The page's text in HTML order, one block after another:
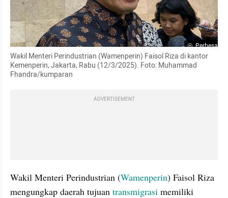
Perbesar
Wakil Menteri Perindustrian (Wamenperin) Faisol Riza di kantor
Kemenperin, Jakarta, Rabu (12/3/2025). Foto: Muhammad
Fhandra/kumparan
ADVERTISEMENT
Wakil Menteri Perindustrian (Wamenperin) Faisol Riza
mengungkap daerah tujuan transmigrasi memiliki